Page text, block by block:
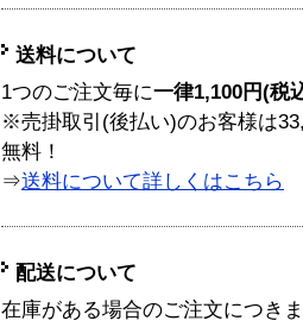
送料について
1つのご注文毎に一律1,100円(税
※売掛取引(後払い)のお客様は
無料！
⇒送料について詳しくはこちら
配送について
在庫がある場合のご注文につき